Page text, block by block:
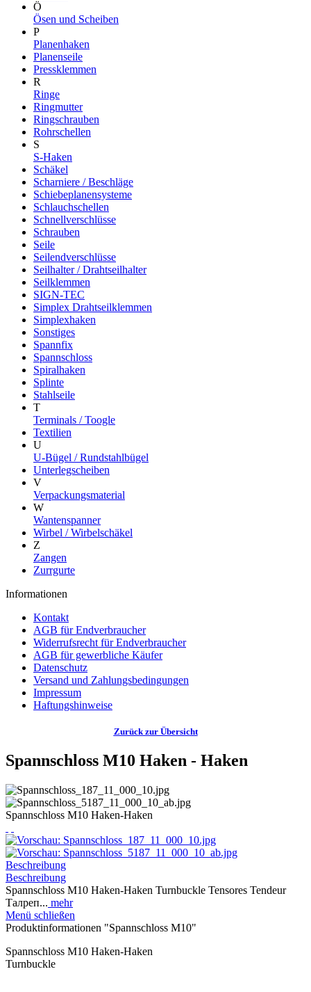
Ö
Ösen und Scheiben
P
Planenhaken
Planenseile
Pressklemmen
R
Ringe
Ringmutter
Ringschrauben
Rohrschellen
S
S-Haken
Schäkel
Scharniere / Beschläge
Schiebeplanensysteme
Schlauchschellen
Schnellverschlüsse
Schrauben
Seile
Seilendverschlüsse
Seilhalter / Drahtseilhalter
Seilklemmen
SIGN-TEC
Simplex Drahtseilklemmen
Simplexhaken
Sonstiges
Spannfix
Spannschloss
Spiralhaken
Splinte
Stahlseile
T
Terminals / Toogle
Textilien
U
U-Bügel / Rundstahlbügel
Unterlegscheiben
V
Verpackungsmaterial
W
Wantenspanner
Wirbel / Wirbelschäkel
Z
Zangen
Zurrgurte
Informationen
Kontakt
AGB für Endverbraucher
Widerrufsrecht für Endverbraucher
AGB für gewerbliche Käufer
Datenschutz
Versand und Zahlungsbedingungen
Impressum
Haftungshinweise
Zurück zur Übersicht
Spannschloss M10 Haken - Haken
Spannschloss M10 Haken-Haken
Beschreibung
Beschreibung
Spannschloss M10 Haken-Haken Turnbuckle Tensores Tendeur
Талреп... mehr
Menü schließen
Produktinformationen "Spannschloss M10"
Spannschloss M10 Haken-Haken
Turnbuckle